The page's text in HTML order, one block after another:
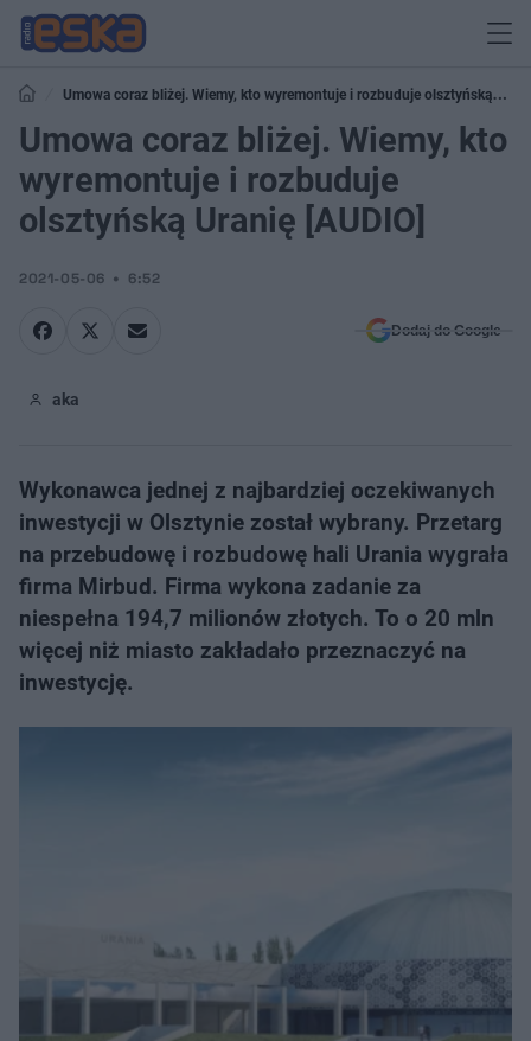
Umowa coraz bliżej. Wiemy, kto wyremontuje i rozbuduje olsztyńską
Uranię [AUDIO]
Umowa coraz bliżej. Wiemy, kto
wyremontuje i rozbuduje
olsztyńską Uranię [AUDIO]
2021-05-06 6:52
Dodaj do Google
aka
Wykonawca jednej z najbardziej oczekiwanych
inwestycji w Olsztynie został wybrany. Przetarg
na przebudowę i rozbudowę hali Urania wygrała
firma Mirbud. Firma wykona zadanie za
niespełna 194,7 milionów złotych. To o 20 mln
więcej niż miasto zakładało przeznaczyć na
inwestycję.